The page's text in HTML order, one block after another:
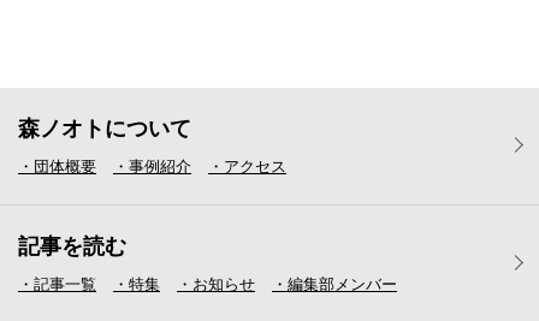
森ノオトについて
・団体概要 ・事例紹介 ・アクセス
記事を読む
・記事一覧 ・特集 ・お知らせ ・編集部メンバー